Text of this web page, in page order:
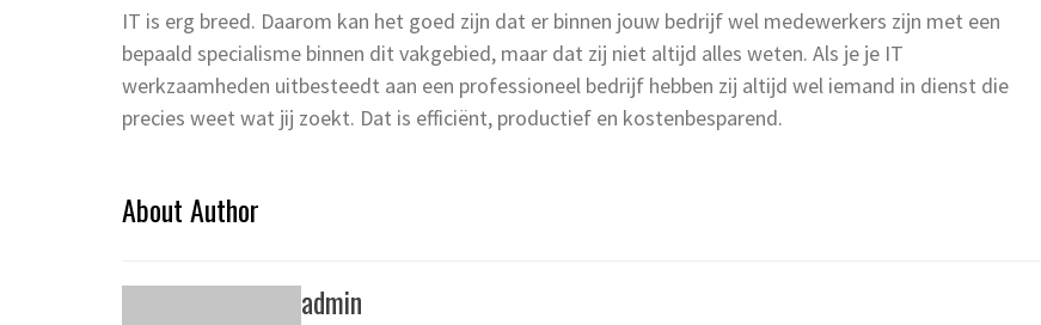
IT is erg breed. Daarom kan het goed zijn dat er binnen jouw bedrijf wel medewerkers zijn met een
bepaald specialisme binnen dit vakgebied, maar dat zij niet altijd alles weten. Als je je IT
werkzaamheden uitbesteedt aan een professioneel bedrijf hebben zij altijd wel iemand in dienst die
precies weet wat jij zoekt. Dat is efficiënt, productief en kostenbesparend.
About Author
admin